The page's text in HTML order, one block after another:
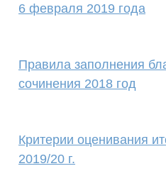
6 февраля 2019 года
Правила заполнения
сочинения 2018 год
Критерии оценивания
2019/20 г.